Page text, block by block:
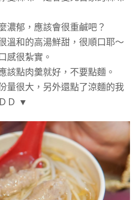
濃郁，應該會很重鹹吧？
溫和的高湯鮮甜，很順口耶～
感很紮實。
該點肉羹就好，不要點麵。
量很大，另外還點了涼麵的我
Ｄ ▼